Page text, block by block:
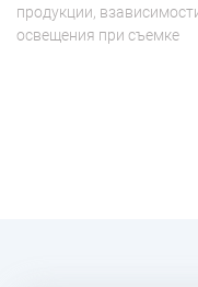
продукции,
освещения при съемке